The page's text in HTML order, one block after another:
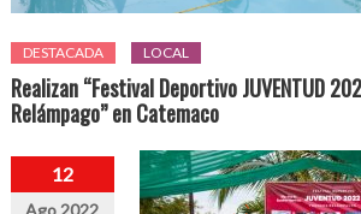
DESTACADA LOCAL
Realizan “Festival Deportivo JUVENTUD
Relámpago” en Catemaco
12
Ago 2022